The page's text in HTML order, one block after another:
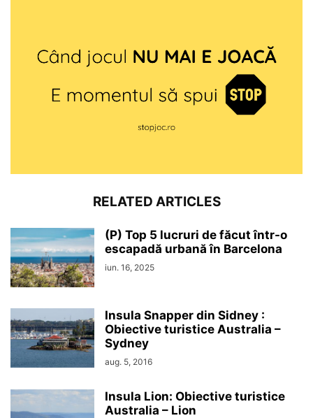
RELATED ARTICLES
(P) Top 5 lucruri de făcut într-o
escapadă urbană în Barcelona
iun. 16, 2025
Insula Snapper din Sidney :
Obiective turistice Australia –
Sydney
aug. 5, 2016
Insula Lion: Obiective turistice
Australia – Lion